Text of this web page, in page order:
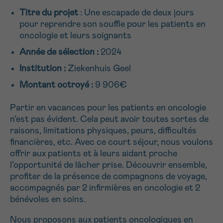
Titre du projet : Une escapade de deux jours
pour reprendre son souffle pour les patients en
oncologie et leurs soignants
Année de sélection : 2024
Institution : Ziekenhuis Geel
Montant octroyé : 9 906€
Partir en vacances pour les patients en oncologie
n’est pas évident. Cela peut avoir toutes sortes de
raisons, limitations physiques, peurs, difficultés
financières, etc. Avec ce court séjour, nous voulons
offrir aux patients et à leurs aidant proche
l’opportunité de lâcher prise. Découvrir ensemble,
profiter de la présence de compagnons de voyage,
accompagnés par 2 infirmières en oncologie et 2
bénévoles en soins.
Nous proposons aux patients oncologiques en
Je souhaite être rappelé.e
En savoir plus sur Cancerinfo
NOM
PRÉNOM
E-MAIL
VOTRE QUESTION
Je souhaite recevoir la Newsletter
16h-18h
Suivant